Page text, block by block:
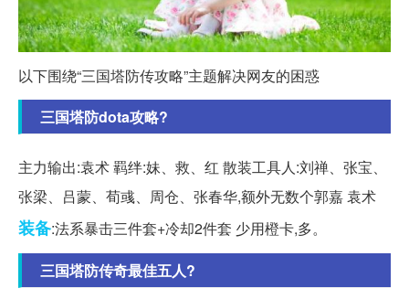
以下围绕“三国塔防传攻略”主题解决网友的困惑
三国塔防dota攻略?
主力输出:袁术 羁绊:妹、救、红 散装工具人:刘禅、张宝、
张梁、吕蒙、荀彧、周仓、张春华,额外无数个郭嘉 袁术
装备:法系暴击三件套+冷却2件套 少用橙卡,多。
三国塔防传奇最佳五人?